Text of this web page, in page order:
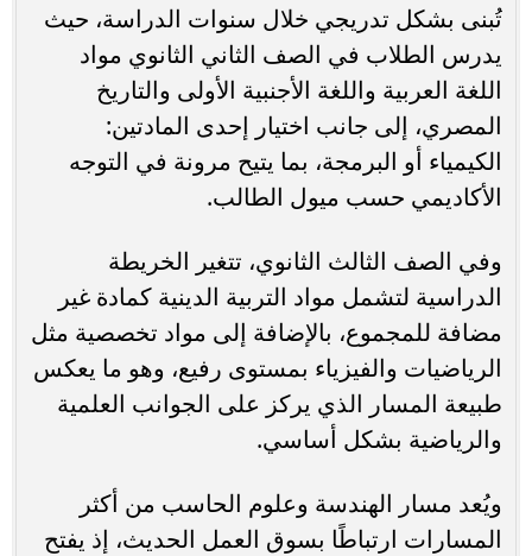
تُبنى بشكل تدريجي خلال سنوات الدراسة، حيث
يدرس الطلاب في الصف الثاني الثانوي مواد
اللغة العربية واللغة الأجنبية الأولى والتاريخ
المصري، إلى جانب اختيار إحدى المادتين:
الكيمياء أو البرمجة، بما يتيح مرونة في التوجه
الأكاديمي حسب ميول الطالب.
وفي الصف الثالث الثانوي، تتغير الخريطة
الدراسية لتشمل مواد التربية الدينية كمادة غير
مضافة للمجموع، بالإضافة إلى مواد تخصصية مثل
الرياضيات والفيزياء بمستوى رفيع، وهو ما يعكس
طبيعة المسار الذي يركز على الجوانب العلمية
والرياضية بشكل أساسي.
ويُعد مسار الهندسة وعلوم الحاسب من أكثر
المسارات ارتباطًا بسوق العمل الحديث، إذ يفتح